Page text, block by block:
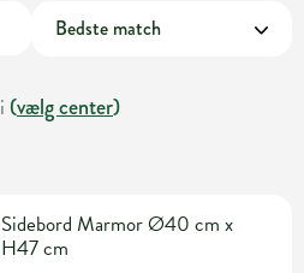
(vælg center)
Sidebord Marmor Ø40 cm x
H47 cm